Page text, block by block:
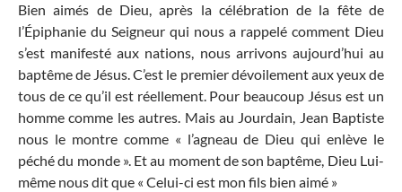
Bien aimés de Dieu, après la célébration de la fête de
l’Épiphanie du Seigneur qui nous a rappelé comment Dieu
s’est manifesté aux nations, nous arrivons aujourd’hui au
baptême de Jésus. C’est le premier dévoilement aux yeux de
tous de ce qu’il est réellement. Pour beaucoup Jésus est un
homme comme les autres. Mais au Jourdain, Jean Baptiste
nous le montre comme « l’agneau de Dieu qui enlève le
péché du monde ». Et au moment de son baptême, Dieu Lui-
même nous dit que « Celui-ci est mon fils bien aimé »